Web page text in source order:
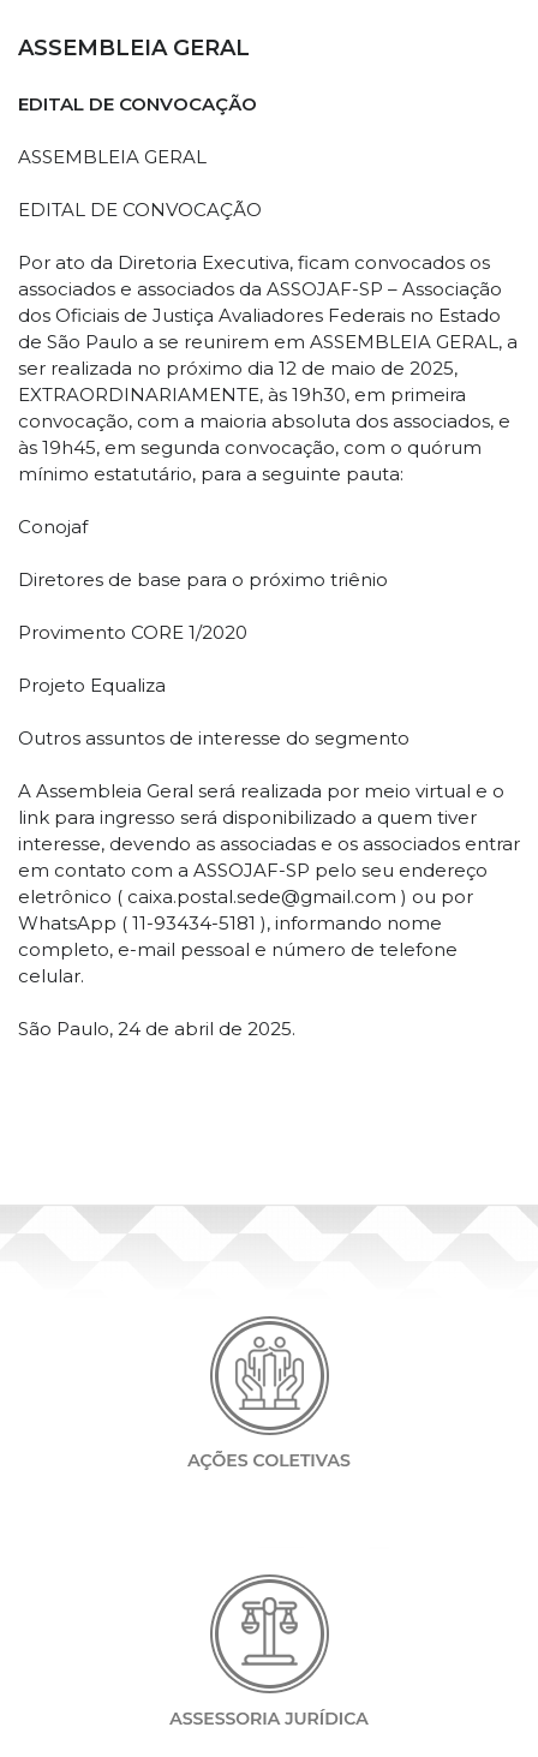
ASSEMBLEIA GERAL
EDITAL DE CONVOCAÇÃO
ASSEMBLEIA GERAL
EDITAL DE CONVOCAÇÃO
Por ato da Diretoria Executiva, ficam convocados os
associados e associados da ASSOJAF-SP – Associação
dos Oficiais de Justiça Avaliadores Federais no Estado
de São Paulo a se reunirem em ASSEMBLEIA GERAL, a
ser realizada no próximo dia 12 de maio de 2025,
EXTRAORDINARIAMENTE, às 19h30, em primeira
convocação, com a maioria absoluta dos associados, e
às 19h45, em segunda convocação, com o quórum
mínimo estatutário, para a seguinte pauta:
Conojaf
Diretores de base para o próximo triênio
Provimento CORE 1/2020
Projeto Equaliza
Outros assuntos de interesse do segmento
A Assembleia Geral será realizada por meio virtual e o
link para ingresso será disponibilizado a quem tiver
interesse, devendo as associadas e os associados entrar
em contato com a ASSOJAF-SP pelo seu endereço
eletrônico ( caixa.postal.sede@gmail.com ) ou por
WhatsApp ( 11-93434-5181 ), informando nome
completo, e-mail pessoal e número de telefone
celular.
São Paulo, 24 de abril de 2025.